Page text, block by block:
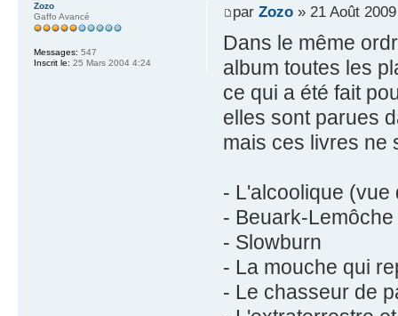
par Zozo» 21 Août
Dans le même
album toutes les
ce qui a été fait
elles sont parues
mais ces livres ne
- L'alcoolique (vue
- Beuark-
- Slowburn
- La mouche qui
- Le chasseur de
Zozo
Gaffo Avancé
Messages: 547
Inscrit le: 25 Mars 2004 4:24